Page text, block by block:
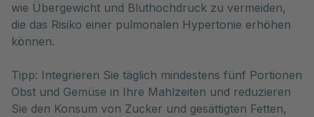
wie Übergewicht und Bluthochdruck zu vermeiden,
die das Risiko einer pulmonalen Hypertonie erhöhen
können.
Tipp: Integrieren Sie täglich mindestens fünf Portionen
Obst und Gemüse in Ihre Mahlzeiten und reduzieren
Sie den Konsum von Zucker und gesättigten Fetten,